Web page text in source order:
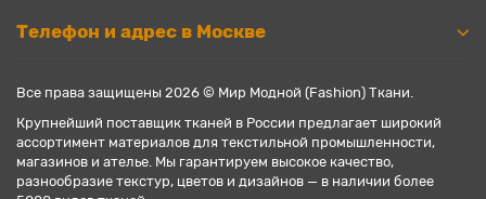
Телефон и адрес в Москве
Все права защищены 2026 © Мир Модной (Fashion) Ткани.
Крупнейший поставщик тканей в России предлагает широкий
ассортимент материалов для текстильной промышленности,
магазинов и ателье. Мы гарантируем высокое качество,
разнообразие текстур, цветов и дизайнов — в наличии более